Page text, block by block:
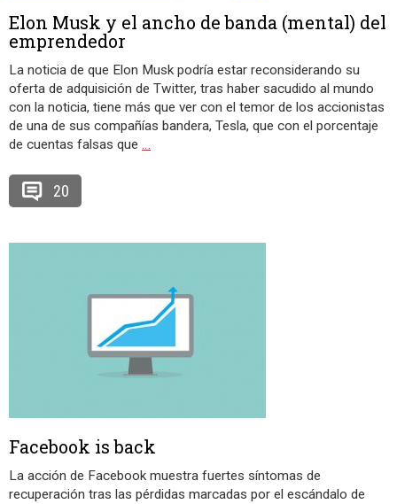
Elon Musk y el ancho de banda (mental) del
emprendedor
La noticia de que Elon Musk podría estar reconsiderando su
oferta de adquisición de Twitter, tras haber sacudido al mundo
con la noticia, tiene más que ver con el temor de los accionistas
de una de sus compañías bandera, Tesla, que con el porcentaje
de cuentas falsas que …
20
Facebook is back
La acción de Facebook muestra fuertes síntomas de
recuperación tras las pérdidas marcadas por el escándalo de